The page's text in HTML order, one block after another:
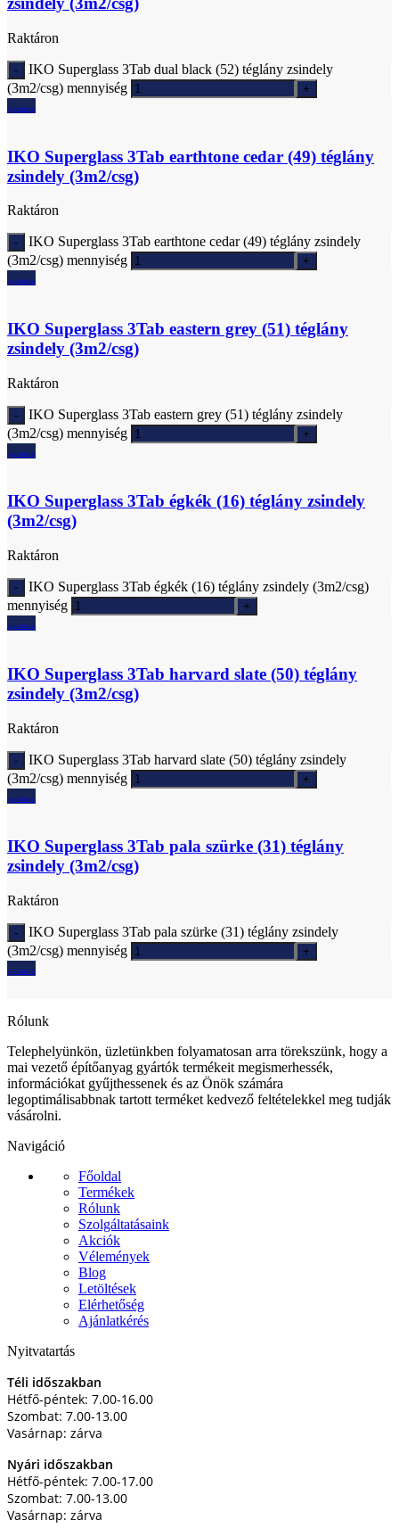
Raktáron
IKO Superglass 3Tab dual black (52) téglány zsindely
(3m2/csg) mennyiség
Ajánlatkérés
IKO Superglass 3Tab earthtone cedar (49) téglány
zsindely (3m2/csg)
Raktáron
IKO Superglass 3Tab earthtone cedar (49) téglány zsindely
(3m2/csg) mennyiség
Ajánlatkérés
IKO Superglass 3Tab eastern grey (51) téglány
zsindely (3m2/csg)
Raktáron
IKO Superglass 3Tab eastern grey (51) téglány zsindely
(3m2/csg) mennyiség
Ajánlatkérés
IKO Superglass 3Tab égkék (16) téglány zsindely
(3m2/csg)
Raktáron
IKO Superglass 3Tab égkék (16) téglány zsindely (3m2/csg)
mennyiség
Ajánlatkérés
IKO Superglass 3Tab harvard slate (50) téglány
zsindely (3m2/csg)
Raktáron
IKO Superglass 3Tab harvard slate (50) téglány zsindely
(3m2/csg) mennyiség
Ajánlatkérés
IKO Superglass 3Tab pala szürke (31) téglány
zsindely (3m2/csg)
Raktáron
IKO Superglass 3Tab pala szürke (31) téglány zsindely
(3m2/csg) mennyiség
Ajánlatkérés
Rólunk
Telephelyünkön, üzletünkben folyamatosan arra törekszünk, hogy a
mai vezető építőanyag gyártók termékeit megismerhessék,
információkat gyűjthessenek és az Önök számára
legoptimálisabbnak tartott terméket kedvező feltételekkel meg tudják
vásárolni.
Navigáció
Főoldal
Termékek
Rólunk
Szolgáltatásaink
Akciók
Vélemények
Blog
Letöltések
Elérhetőség
Ajánlatkérés
Nyitvatartás
Téli időszakban
Hétfő-péntek: 7.00-16.00
Szombat: 7.00-13.00
Vasárnap: zárva
Nyári időszakban
Hétfő-péntek: 7.00-17.00
Szombat: 7.00-13.00
Vasárnap: zárva